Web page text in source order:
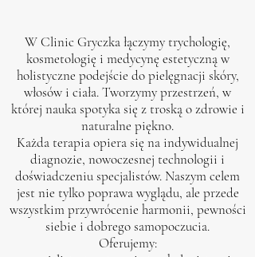
W Clinic Gryczka łączymy trychologię,
kosmetologię i medycynę estetyczną w
holistyczne podejście do pielęgnacji skóry,
włosów i ciała. Tworzymy przestrzeń, w
której nauka spotyka się z troską o zdrowie i
naturalne piękno.
Każda terapia opiera się na indywidualnej
diagnozie, nowoczesnej technologii i
doświadczeniu specjalistów. Naszym celem
jest nie tylko poprawa wyglądu, ale przede
wszystkim przywrócenie harmonii, pewności
siebie i dobrego samopoczucia.
Oferujemy: